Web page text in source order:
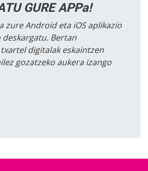
GURE APPa!
zure Android eta iOS aplikazio
Bertan
digitalak eskaintzen
gozatzeko aukera izango